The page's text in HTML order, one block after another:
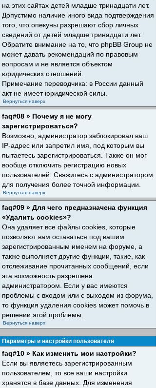
на этих сайтах детей младше тринадцати лет.
Допустимо наличие иного вида подтверждения
того, что опекуны разрешают сбор личных
сведений от детей младше тринадцати лет.
Обратите внимание на то, что phpBB Group не
может давать рекомендаций по правовым
вопросам и не является объектом
юридических отношений.
Примечание переводчика: в России данный
акт не имеет юридической силы.
Вернуться наверх
faq#08 » Почему я не могу
зарегистрироваться?
Возможно, администратор заблокировал ваш
IP-адрес или запретил имя, под которым вы
пытаетесь зарегистрироваться. Также он мог
вообще отключить регистрацию новых
пользователей. Свяжитесь с администратором
для получения более точной информации.
Вернуться наверх
faq#09 » Для чего предназначена функция
«Удалить cookies»?
Она удаляет все файлы cookies, которые
позволяют вам оставаться под вашим
зарегистрированным именем на форуме, а
также выполняет другие функции, такие, как
отслеживание прочитанных сообщений, если
эта возможность разрешена
администратором. Если у вас имеются
проблемы с входом или с выходом из форума,
то функция удаления cookies может помочь в
решении этой проблемы.
Вернуться наверх
Параметры и настройки пользователя
faq#10 » Как изменить мои настройки?
Если вы являетесь зарегистрированным
пользователем, то все ваши настройки
хранятся в базе данных. Для изменения